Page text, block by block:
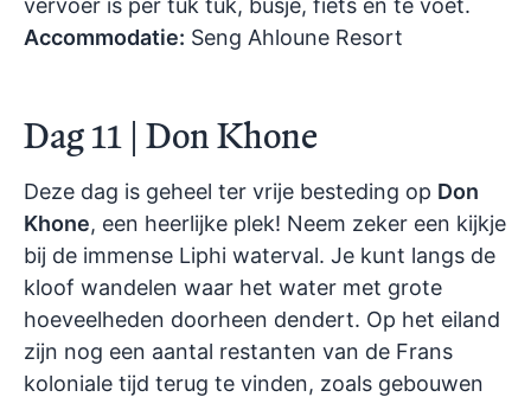
Accommodatie: Seng Ahloune Resort
Dag 11 | Don Khone
Deze dag is geheel ter vrije besteding op Don
Khone, een heerlijke plek! Neem zeker een kijkje
bij de immense Liphi waterval. Je kunt langs de
kloof wandelen waar het water met grote
hoeveelheden doorheen dendert. Op het eiland
zijn nog een aantal restanten van de Frans
koloniale tijd terug te vinden, zoals gebouwen